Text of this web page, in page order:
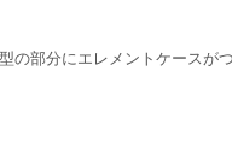
の部分にエレメントケースがつ